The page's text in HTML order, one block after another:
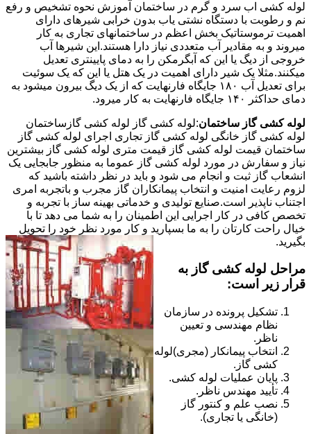
لوله کشی اب سرد و گرم در ساختمان آموزش نحوه تشخیص و رفع
نم و رطوبت با دستگاه نشتی یاب بدون خرابی شیرهای دارای
اهمیت ترموستاتیک بخش اعظم در ساختمانهای تجاری به کار
میروند و به مقادیر آب متعددی نیاز دارا هستند.این شیرها آب
خروجی از دیگ یا این که آبگرمکن را به دمای پایینتری تعدیل
میکنند.مثلا یک شیر دارای اهمیت در یک هتل یا این که یک سوئیت
برای تعدیل آب ۱۸۰ جایگاه فارنهایت که از یک دیگ بیرون میشود به
دمای حداکثر ۱۴۰ جایگاه فارنهایت به کار میرود.
لوله کشی گاز ساختمان:لوله کشی گاز لوله کشی گازساختمان
لوله کشی گاز خانگی لوله کشی گاز تجاری اجرای لوله کشی گاز
ساختمان قیمت لوله کشی گاز قیمت متری لوله کشی گاز بیشترین
نیاز و سفارش در مورد لوله کشی گاز عموما به منظور جابجایی یک
انشعاب گاز ثبت و انجام می شود و باید در نظر داشته باشید که
لزوم رعایت امنیت و انتخاب پیمانکاران گاز مجرب و باتجربه امری
اجتناب ناپذیر است.صنایع تولیدی و خدماتی بهینه ساز با تجربه و
تخصص کافی در کار اجرایی این اطمینان را به شما می دهد تا با
خیال راحت کارتان را به ما بسپارید و کار مورد نظر خود را تحویل
بگیرید.
مراحل لوله کشی گاز به
قرار زیر است:
تشکیل پرونده در سازمان
نظام مهندسی و تعیین
ناظر.
انتخاب پیمانکار (مجری)لوله
کشی گاز.
پایان عملیات لوله کشی.
تأیید مهندس ناظر.
نصب علم و کنتور گاز
(خانگی یا تجاری).